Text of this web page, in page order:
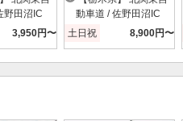
野田沼IC
3,950円〜
動車道 / 佐野田沼IC
土日祝
8,900円〜